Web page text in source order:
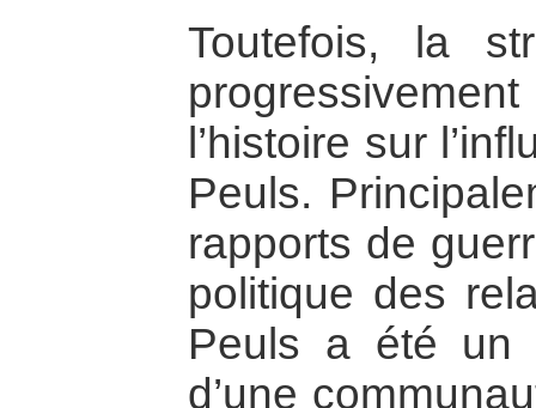
Toutefois, la
l’histoire sur
Peuls.
rapports de
politique des
Peuls a été un
d’une